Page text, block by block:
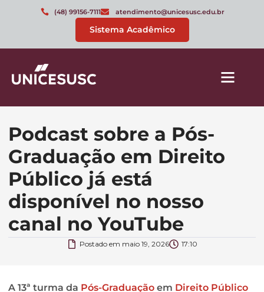
(48) 99156-7111 atendimento@unicesusc.edu.br
Sistema Acadêmico
Podcast sobre a Pós-
Graduação em Direito
Público já está
disponível no nosso
canal no YouTube
Postado em maio 19, 2026 17:10
A 13ª turma da Pós-Graduação em Direito Público